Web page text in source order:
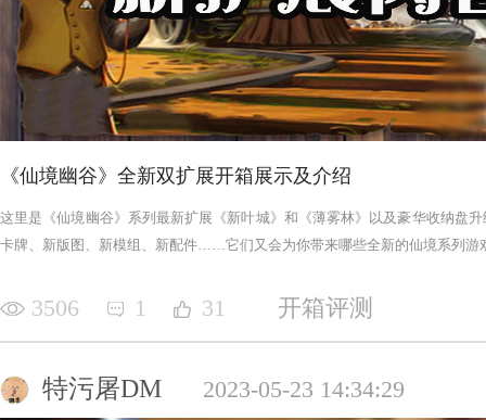
《仙境幽谷》全新双扩展开箱展示及介绍
这里是《仙境幽谷》系列最新扩展《新叶城》和《薄雾林》以及豪华收纳盘
卡牌、新版图、新模组、新配件……它们又会为你带来哪些全新的仙境系列游
3506 1 31 开箱评测
特污屠DM 2023-05-23 14:34:29